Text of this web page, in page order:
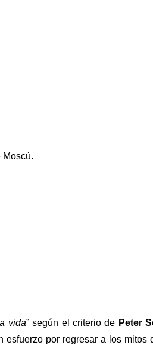
Moscú.
vida” según el criterio de Peter
esfuerzo por regresar a los mitos